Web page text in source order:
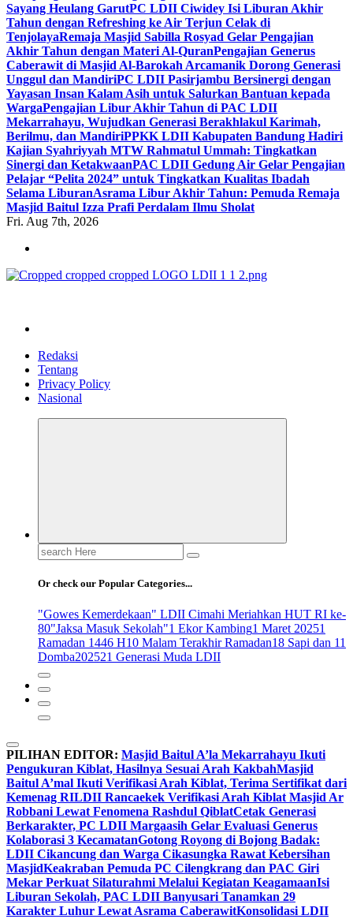
Sayang Heulang GarutPC LDII Ciwidey Isi Liburan Akhir
Tahun dengan Refreshing ke Air Terjun Celak di
TenjolayaRemaja Masjid Sabilla Rosyad Gelar Pengajian
Akhir Tahun dengan Materi Al-QuranPengajian Generus
Caberawit di Masjid Al-Barokah Arcamanik Dorong Generasi
Unggul dan MandiriPC LDII Pasirjambu Bersinergi dengan
Yayasan Insan Kalam Asih untuk Salurkan Bantuan kepada
WargaPengajian Libur Akhir Tahun di PAC LDII
Mekarrahayu, Wujudkan Generasi Berakhlakul Karimah,
Berilmu, dan MandiriPPKK LDII Kabupaten Bandung Hadiri
Kajian Syahriyyah MTW Rahmatul Ummah: Tingkatkan
Sinergi dan KetakwaanPAC LDII Gedung Air Gelar Pengajian
Pelajar “Pelita 2024” untuk Tingkatkan Kualitas Ibadah
Selama LiburanAsrama Libur Akhir Tahun: Pemuda Remaja
Masjid Baitul Izza Prafi Perdalam Ilmu Sholat
Fri. Aug 7th, 2026
Redaksi
Tentang
Privacy Policy
Nasional
Search
for:
Or check our Popular Categories...
"Gowes Kemerdekaan" LDII Cimahi Meriahkan HUT RI ke-
80"Jaksa Masuk Sekolah"1 Ekor Kambing1 Maret 20251
Ramadan 1446 H10 Malam Terakhir Ramadan18 Sapi dan 11
Domba202521 Generasi Muda LDII
PILIHAN EDITOR: Masjid Baitul A’la Mekarrahayu Ikuti
Pengukuran Kiblat, Hasilnya Sesuai Arah KakbahMasjid
Baitul A’mal Ikuti Verifikasi Arah Kiblat, Terima Sertifikat dari
Kemenag RILDII Rancaekek Verifikasi Arah Kiblat Masjid Ar
Robbani Lewat Fenomena Rashdul QiblatCetak Generasi
Berkarakter, PC LDII Margaasih Gelar Evaluasi Generus
Kolaborasi 3 KecamatanGotong Royong di Bojong Badak:
LDII Cikancung dan Warga Cikasungka Rawat Kebersihan
MasjidKeakraban Pemuda PC Cilengkrang dan PAC Giri
Mekar Perkuat Silaturahmi Melalui Kegiatan KeagamaanIsi
Liburan Sekolah, PAC LDII Banyusari Tanamkan 29
Karakter Luhur Lewat Asrama CaberawitKonsolidasi LDII